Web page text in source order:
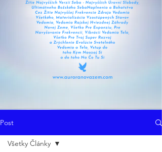
Post
Všetky Články